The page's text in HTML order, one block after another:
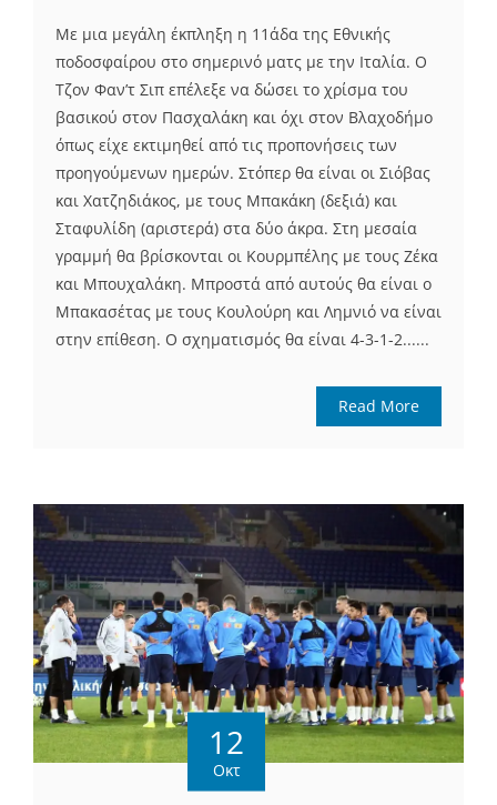
Με μια μεγάλη έκπληξη η 11άδα της Εθνικής
ποδοσφαίρου στο σημερινό ματς με την Ιταλία. O
Τζον Φαν’τ Σιπ επέλεξε να δώσει το χρίσμα του
βασικού στον Πασχαλάκη και όχι στον Βλαχοδήμο
όπως είχε εκτιμηθεί από τις προπονήσεις των
προηγούμενων ημερών. Στόπερ θα είναι οι Σιόβας
και Χατζηδιάκος, με τους Μπακάκη (δεξιά) και
Σταφυλίδη (αριστερά) στα δύο άκρα. Στη μεσαία
γραμμή θα βρίσκονται οι Κουρμπέλης με τους Ζέκα
και Μπουχαλάκη. Μπροστά από αυτούς θα είναι ο
Μπακασέτας με τους Κουλούρη και Λημνιό να είναι
στην επίθεση. Ο σχηματισμός θα είναι 4-3-1-2......
Read More
12
Οκτ